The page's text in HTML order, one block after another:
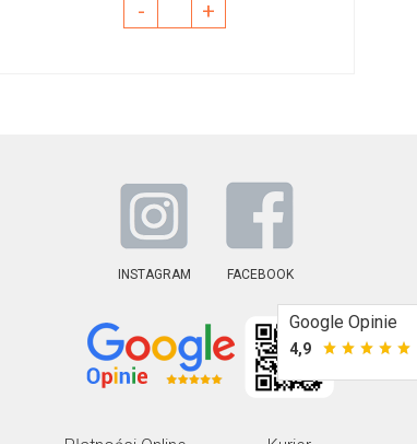
- +
INSTAGRAM FACEBOOK
Google Opinie
4,9